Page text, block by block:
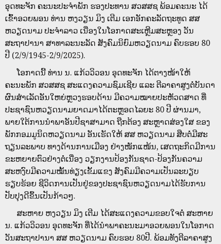
ອຸດທະຈັກ ຄະນະປະຈຳພັກ ຮອງປະທານ ສວສສຊ ພ້ອມຄະນະ ໄດ້
ເຂົ້າອວຍພອນ ທ່ານ ຫງວຽນ ມິງ ເຕີມ ເອກອັກຄະລັດຖະທູດ ສສ
ຫວຽດນາມ ປະຈຳລາວ ເນື່ອງໃນໂອກາດສະເຫຼີມສະຫຼອງ ວັນ
ສະຖາປານາ ສາທາລະນະລັດ ສັງຄົມນິຍົມຫວຽດນາມ ຄົບຮອບ 80
ປີ (2/9/1945-2/9/2025).
ໂອກາດນີ້ ທ່ານ ນ. ແກ້ວວິວອນ ອຸດທະຈັກ ໄດ້ຕາງໜ້າໃຫ້
ຄະນະພັກ ສວສສຊ ສະແດງຄວາມຊົມເຊີຍ ແລະ ຕີລາຄາສູງຕໍ່ບັນດາ
ຜົນສຳເລັດອັນໃຫຍ່ຫຼວງຮອບດ້ານ ມີຄວາມໝາຍປະຫັວດສາດ ທີ່
ປະຊາຊົນຫວຽດນາມຍາດມາໄດ້ຕະຫຼອດໄລຍະ 80 ປີ ຜ່ານມາ,
ພາຍໃຕ້ການນຳພາອັນປີຊາສາມາດ ຖືກຕ້ອງ ສະຫຼາດສ່ອງໃສ ຂອງ
ພັກກອມມູນິດຫວຽດນາມ ອັນເຮັດໃຫ້ ສສ ຫວຽດນາມ ສືບຕໍ່ມີສະ
ຖຽນລະພາບ ທາງດ້ານການເມືອງ ຢ່າງໜັກແໜ້ນ, ເສດຖະກິດມີການ
ຂະຫຍາຍຕົວຢ່າງຕໍ່ເນື່ອງ ວຽກງານປ້ອງກັນຊາດ-ປ້ອງກັນຄວາມ
ສະຫງົບມີຄວາມໝັ້ນທ່ຽງເຂັ້ມແຂງ ສັງຄົມມີຄວາມເປັນລະບຽບ
ຮຽບຮ້ອຍ ຊີວິດການເປັນຢູ່ຂອງປະຊາຊົນຫວຽດນາມໄດ້ຮັບການ
ປັບປຸງດີຂຶ້ນເປັນກ້າວໆ.
ສະຫາຍ ຫງວຽນ ມິງ ເຕີມ ໄດ້ສະແດງຄວາມຂອບໃຈຕໍ່ ສະຫາຍ
ນ. ແກ້ວວິວອນ ອຸດທະຈັກ ທີ່ໄດ້ນຳພາຄະນະມາອວຍພອນໃນໂອກາດ
ວັນສະຖາປານາ ສສ ຫວຽດນາມ ຄົບຮອບ 80ປີ. ພ້ອມທັງຕີລາຄາສູງ